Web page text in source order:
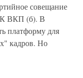
совещание
ВКП (б). В
платформу для
кадров. Но